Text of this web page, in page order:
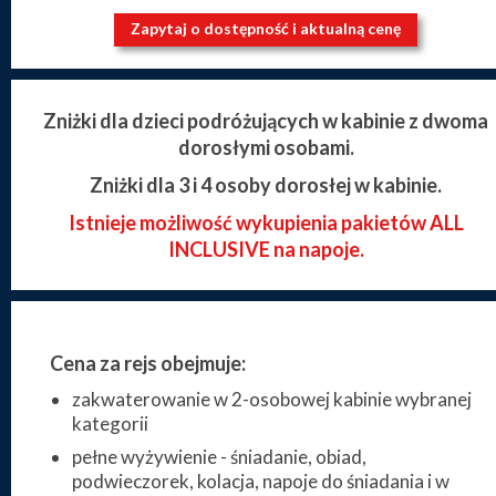
Zapytaj o dostępność i aktualną cenę
Zniżki dla dzieci podróżujących w kabinie z dwoma
dorosłymi osobami.
Zniżki dla 3 i 4 osoby dorosłej w kabinie.
Istnieje możliwość wykupienia pakietów ALL
INCLUSIVE na napoje.
Cena za rejs obejmuje:
zakwaterowanie w 2-osobowej kabinie wybranej
kategorii
pełne wyżywienie - śniadanie, obiad,
podwieczorek, kolacja, napoje do śniadania i w